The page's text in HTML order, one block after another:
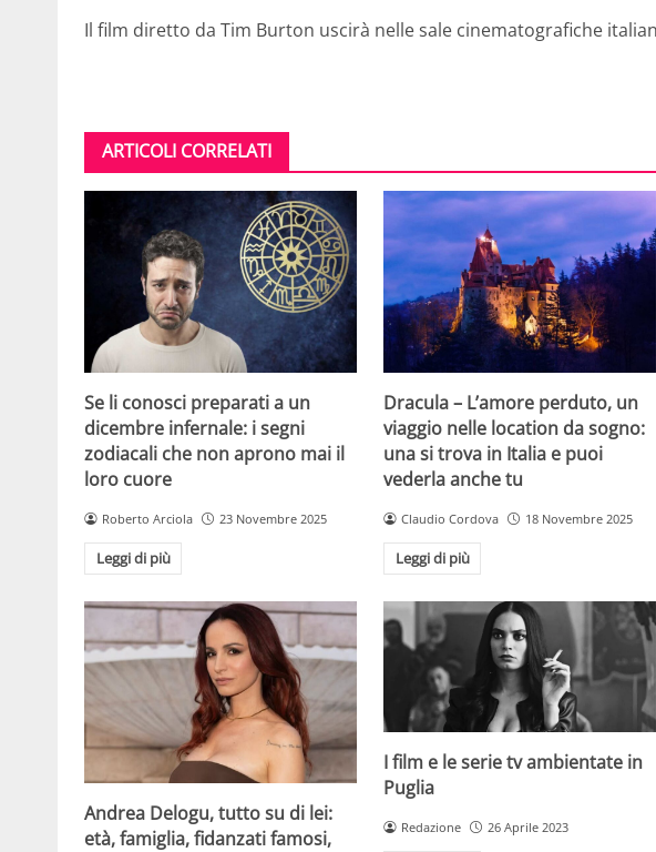
Il film diretto da Tim Burton uscirà nelle sale cinematografiche
ARTICOLI CORRELATI
Se li conosci preparati a un
dicembre infernale: i segni
zodiacali che non aprono mai il
loro cuore
Roberto Arciola 23 Novembre 2025
Leggi di più
Dracula – L’amore perduto, un
viaggio nelle location da sogno:
una si trova in Italia e puoi
vederla anche tu
Claudio Cordova 18 Novembre 2025
Leggi di più
Andrea Delogu, tutto su di lei:
età, famiglia, fidanzati famosi,
I film e le serie tv ambientate in
Puglia
Redazione 26 Aprile 2023